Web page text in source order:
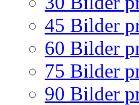
45 Bilder
60 Bilder
75 Bilder
90 Bilder